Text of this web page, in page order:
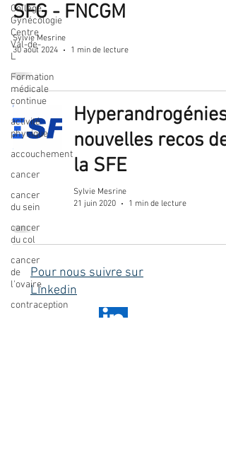
Collège
Gynécologie
Centre
Val-de-
L
Formation
médicale
continue
activité
physique
accouchement
cancer
cancer
du sein
cancer
du col
cancer
de
l'ovaire
contraception
SFG - FNCGM
Sylvie Mesrine
30 août 2024
1 min de lecture
Hyperandrogénies:
nouvelles recos de
la SFE
Sylvie Mesrine
21 juin 2020
1 min de lecture
Pour nous suivre sur
Linkedin